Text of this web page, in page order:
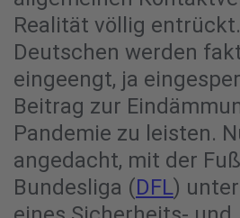
Realität völlig
Deutschen werden
eingeengt, ja
Beitrag zur
Pandemie zu leisten.
angedacht, mit der
Bundesliga (DFL)